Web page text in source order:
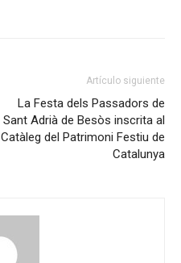
Artículo siguiente
La Festa dels Passadors de
Sant Adrià de Besòs inscrita al
Catàleg del Patrimoni Festiu de
Catalunya